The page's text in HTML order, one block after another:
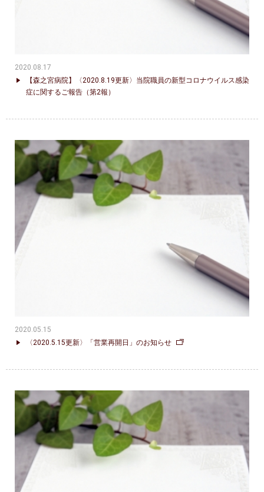
2020.08.17
【森之宮病院】〈2020.8.19更新〉当院職員の新型コロナウイルス感染
症に関するご報告（第2報）
2020.05.15
〈2020.5.15更新〉「営業再開日」のお知らせ